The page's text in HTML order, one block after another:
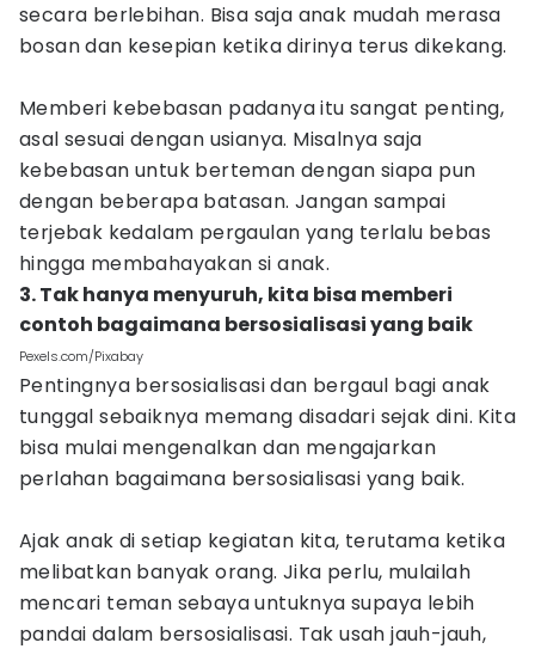
secara berlebihan. Bisa saja anak mudah merasa
bosan dan kesepian ketika dirinya terus dikekang.
Memberi kebebasan padanya itu sangat penting,
asal sesuai dengan usianya. Misalnya saja
kebebasan untuk berteman dengan siapa pun
dengan beberapa batasan. Jangan sampai
terjebak kedalam pergaulan yang terlalu bebas
hingga membahayakan si anak.
3. Tak hanya menyuruh, kita bisa memberi
contoh bagaimana bersosialisasi yang baik
Pexels.com/Pixabay
Pentingnya bersosialisasi dan bergaul bagi anak
tunggal sebaiknya memang disadari sejak dini. Kita
bisa mulai mengenalkan dan mengajarkan
perlahan bagaimana bersosialisasi yang baik.
Ajak anak di setiap kegiatan kita, terutama ketika
melibatkan banyak orang. Jika perlu, mulailah
mencari teman sebaya untuknya supaya lebih
pandai dalam bersosialisasi. Tak usah jauh-jauh,